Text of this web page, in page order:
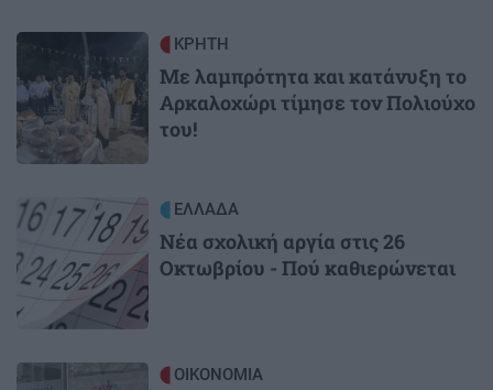
Image ΚΡΗΤΗ
Με λαμπρότητα και κατάνυξη το
Αρκαλοχώρι τίμησε τον Πολιούχο
του!
Image ΕΛΛΑΔΑ
Νέα σχολική αργία στις 26
Οκτωβρίου - Πού καθιερώνεται
Image ΟΙΚΟΝΟΜΙΑ